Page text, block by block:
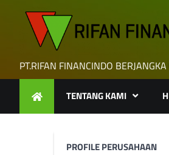
PT.RIFAN FINANCINDO
TENTANG KAMI
PROFILE PERUSAHAAN